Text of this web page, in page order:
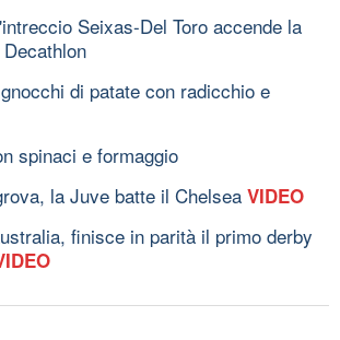
Seixas-Del Toro accende la
di patate con radicchio e
spinaci e formaggio
la Juve batte il Chelsea VIDEO
finisce in parità il primo derby